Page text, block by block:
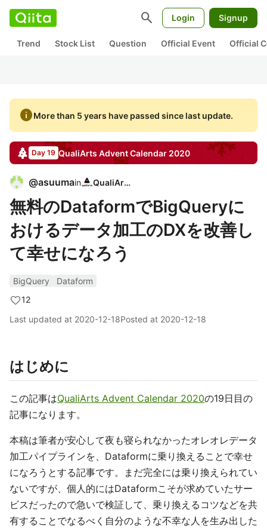
search Login Signup
Trend Stock List Question Official Event Official
infoMore than 5 years have passed since last update.
Day 19 QualiArts Advent Calendar 2020
@asuumain QualiArts
無料のDataformでBigQueryに
おけるデータ加工のDXを改善し
て幸せになろう
BigQuery
Dataform
12
Last updated at 2020-12-18Posted at 2020-12-18
はじめに
この記事はQualiArts Advent Calendar 2020の19日目の
記事になります。
本稿は筆者が安心して夜も寝られなかったオレオレデータ
加工パイプラインを、Dataformに乗り換えることで幸せ
になろうとする記事です。まだ完全には乗り換えられてい
ないですが、個人的にはDataformこそが求めていたサー
ビスだったので急いで検証して、乗り換えるコツなどを共
有することでなるべく自分のような不幸な人を生み出した